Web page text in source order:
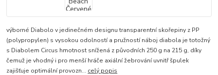
výborné Diabolo v jedinečném designu transparentní skořepiny z PP
(polypropylen) s vysokou odolností a pružností náboj diabola je totožný
s Diabolem Circus hmotnost snížená z původních 250 g na 215 g, díky
čemuž je vhodný i pro menší hráče axiální žebrování uvnitř špulek
zajišťuje optimální provozn... celý popis